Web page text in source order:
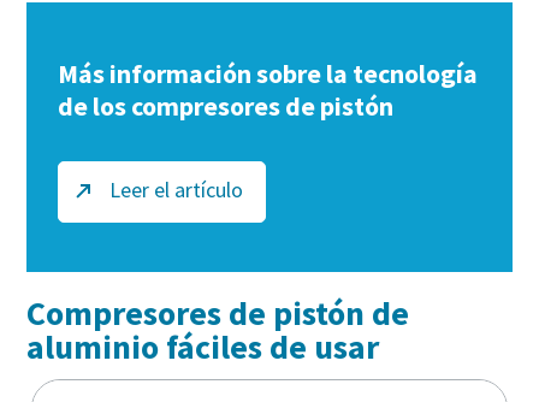
Más información sobre la tecnología
de los compresores de pistón
Leer el artículo
Compresores de pistón de
aluminio fáciles de usar